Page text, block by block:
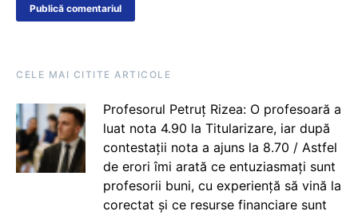
CELE MAI CITITE ARTICOLE
Profesorul Petruț Rizea: O profesoară a
luat nota 4.90 la Titularizare, iar după
contestații nota a ajuns la 8.70 / Astfel
de erori îmi arată ce entuziasmați sunt
profesorii buni, cu experiență să vină la
corectat și ce resurse financiare sunt